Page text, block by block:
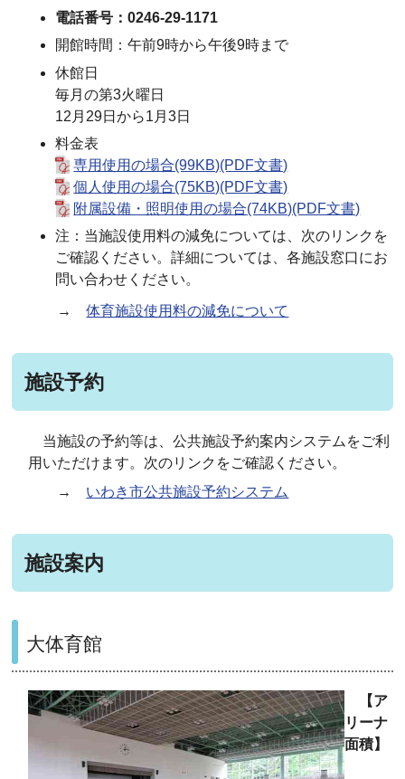
電話番号：0246-29-1171
開館時間：午前9時から午後9時まで
休館日
毎月の第3火曜日
12月29日から1月3日
料金表
専用使用の場合(99KB)(PDF文書)
個人使用の場合(75KB)(PDF文書)
附属設備・照明使用の場合(74KB)(PDF文書)
注：当施設使用料の減免については、次のリンクを
ご確認ください。詳細については、各施設窓口にお
問い合わせください。
→体育施設使用料の減免について
施設予約
当施設の予約等は、公共施設予約案内システムをご利
用いただけます。次のリンクをご確認ください。
→ いわき市公共施設予約システム
施設案内
大体育館
【ア
リーナ
面積】